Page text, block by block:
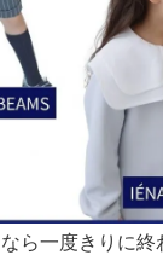
ら一度きりに